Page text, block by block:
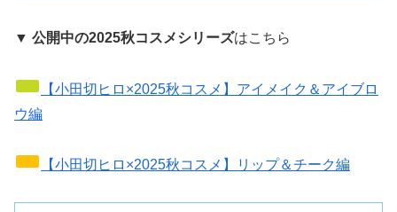
▼ 公開中の2025秋コスメシリーズはこちら
【小田切ヒロ×2025秋コスメ】アイメイク＆アイブロ
ウ編
【小田切ヒロ×2025秋コスメ】リップ＆チーク編